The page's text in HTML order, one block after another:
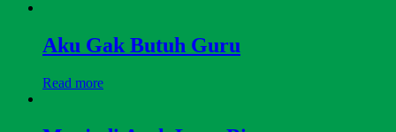
Aku Gak Butuh Guru
Read more